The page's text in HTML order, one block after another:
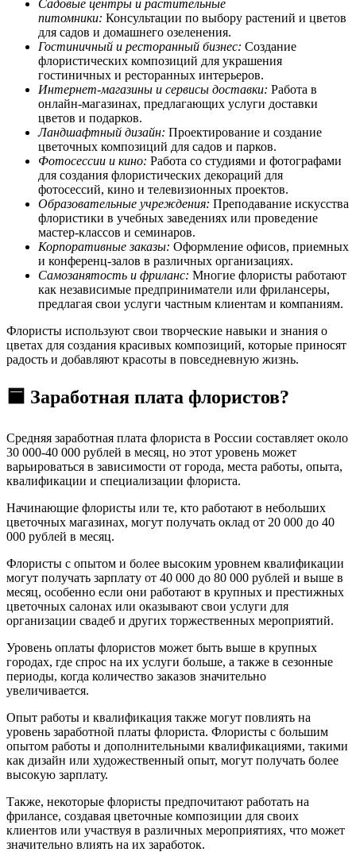
Садовые центры и растительные
питомники: Консультации по выбору растений и цветов
для садов и домашнего озеленения.
Гостиничный и ресторанный бизнес: Создание
флористических композиций для украшения
гостиничных и ресторанных интерьеров.
Интернет-магазины и сервисы доставки: Работа в
онлайн-магазинах, предлагающих услуги доставки
цветов и подарков.
Ландшафтный дизайн: Проектирование и создание
цветочных композиций для садов и парков.
Фотосессии и кино: Работа со студиями и фотографами
для создания флористических декораций для
фотосессий, кино и телевизионных проектов.
Образовательные учреждения: Преподавание искусства
флористики в учебных заведениях или проведение
мастер-классов и семинаров.
Корпоративные заказы: Оформление офисов, приемных
и конференц-залов в различных организациях.
Самозанятость и фриланс: Многие флористы работают
как независимые предприниматели или фрилансеры,
предлагая свои услуги частным клиентам и компаниям.
Флористы используют свои творческие навыки и знания о
цветах для создания красивых композиций, которые приносят
радость и добавляют красоты в повседневную жизнь.
🟦 Заработная плата флористов?
Средняя заработная плата флориста в России составляет около
30 000-40 000 рублей в месяц, но этот уровень может
варьироваться в зависимости от города, места работы, опыта,
квалификации и специализации флориста.
Начинающие флористы или те, кто работают в небольших
цветочных магазинах, могут получать оклад от 20 000 до 40
000 рублей в месяц.
Флористы с опытом и более высоким уровнем квалификации
могут получать зарплату от 40 000 до 80 000 рублей и выше в
месяц, особенно если они работают в крупных и престижных
цветочных салонах или оказывают свои услуги для
организации свадеб и других торжественных мероприятий.
Уровень оплаты флористов может быть выше в крупных
городах, где спрос на их услуги больше, а также в сезонные
периоды, когда количество заказов значительно
увеличивается.
Опыт работы и квалификация также могут повлиять на
уровень заработной платы флориста. Флористы с большим
опытом работы и дополнительными квалификациями, такими
как дизайн или художественный опыт, могут получать более
высокую зарплату.
Также, некоторые флористы предпочитают работать на
фрилансе, создавая цветочные композиции для своих
клиентов или участвуя в различных мероприятиях, что может
значительно влиять на их заработок.